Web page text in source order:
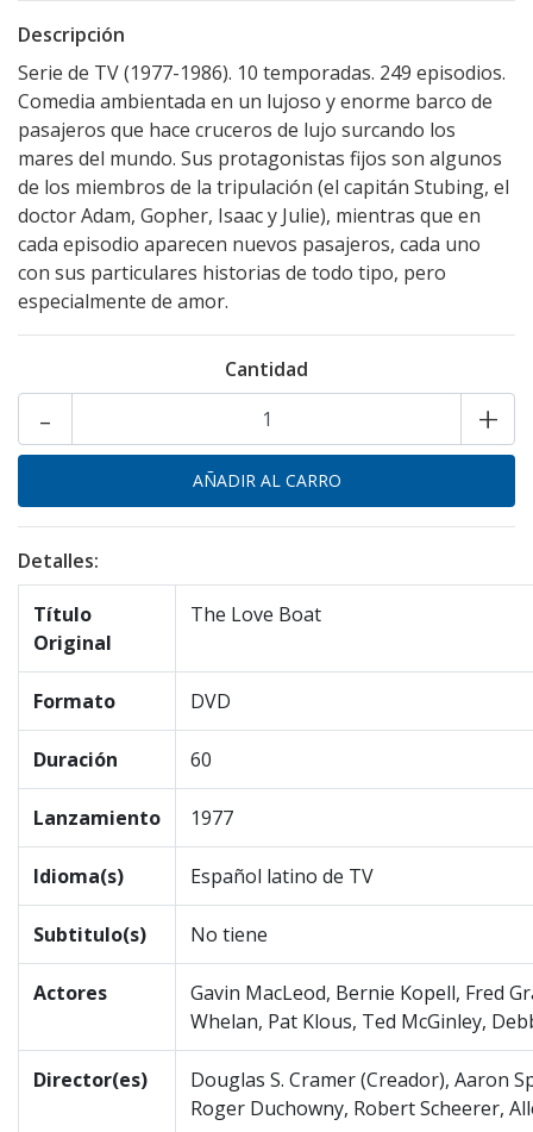
Descripción
Serie de TV (1977-1986). 10 temporadas. 249 episodios.
Comedia ambientada en un lujoso y enorme barco de
pasajeros que hace cruceros de lujo surcando los
mares del mundo. Sus protagonistas fijos son algunos
de los miembros de la tripulación (el capitán Stubing, el
doctor Adam, Gopher, Isaac y Julie), mientras que en
cada episodio aparecen nuevos pasajeros, cada uno
con sus particulares historias de todo tipo, pero
especialmente de amor.
Cantidad
+
-
Detalles:
Título
Original
The Love Boat
Formato DVD
Duración 60
Lanzamiento 1977
Idioma(s) Español latino de TV
Subtitulo(s) No tiene
Actores
Gavin MacLeod, Bernie Kopell, Fred
Whelan, Pat Klous, Ted McGinley,
Director(es)
Douglas S. Cramer (Creador), Aaron
Roger Duchowny, Robert Scheerer,